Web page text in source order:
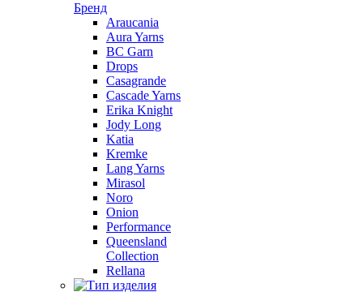
Бренд
Araucania
Aura Yarns
BC Garn
Drops
Casagrande
Cascade Yarns
Erika Knight
Jody Long
Katia
Kremke
Lang Yarns
Mirasol
Noro
Onion
Performance
Queensland
Collection
Rellana